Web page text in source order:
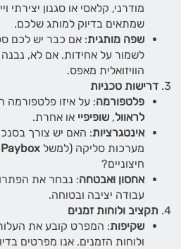
מודרני, קלאסי או סגנון יצירתי
שמתאים בדיוק למותג שלכם.
שפה מותגית: אם כבר יש לכם
לשמור על אחידות. אם לא,
הוויזואלית מאפס.
דרישות טכניות
פלטפורמה: על איזו פלטפורמה
לראוול, שופיפיי או אחרת.
אינטגרציות: האם יש צורך
מערכות סליקה (למשל Paybox
חיצוניים?
אחסון ואבטחה: נבחר את
עבודה יציבה ובטוחה.
תקציב ולוחות זמנים
שקיפות: המפרט קובע את
ולוחות הזמנים. אנו מפרטים